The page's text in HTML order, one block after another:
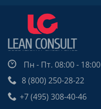
Пн - Пт. 08:00 -
8 (800) 250-28-22
+7 (495) 308-40-46